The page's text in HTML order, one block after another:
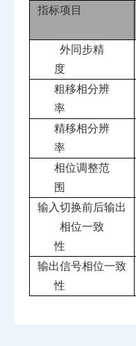
指标项目
外同步精
度
粗移相分辨
率
精移相分辨
率
相位调整范
围
输入切换前后输出
相位一致
性
输出信号相位一致
性